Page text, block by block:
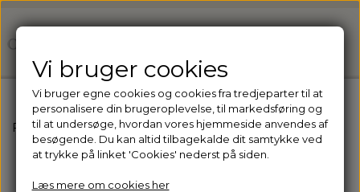
Forside Hudplejeprodukter til privatkunder de Luxe
Vi bruger cookies
Vi bruger egne cookies og cookies fra tredjeparter til at
personalisere din brugeroplevelse, til markedsføring og
til at undersøge, hvordan vores hjemmeside anvendes af
besøgende. Du kan altid tilbagekalde dit samtykke ved
at trykke på linket 'Cookies' nederst på siden.
Læs mere om cookies her